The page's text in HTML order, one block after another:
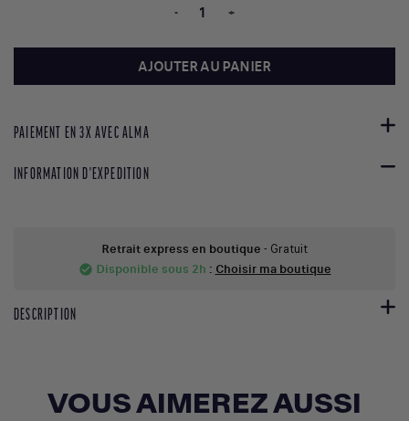
- +
AJOUTER AU PANIER
PAIEMENT EN 3X AVEC ALMA
INFORMATION D'EXPEDITION
Retrait express en boutique - Gratuit
check_circle Disponible sous 2h : Choisir ma boutique
DESCRIPTION
VOUS AIMEREZ AUSSI